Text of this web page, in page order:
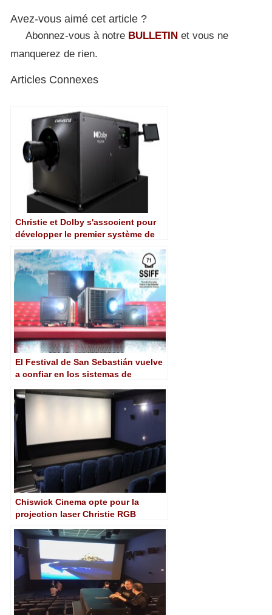
Avez-vous aimé cet article ?
Abonnez-vous à notre BULLETIN et vous ne
manquerez de rien.
Articles Connexes
Christie et Dolby s'associent pour
développer le premier système de
El Festival de San Sebastián vuelve
a confiar en los sistemas de
Chiswick Cinema opte pour la
projection laser Christie RGB